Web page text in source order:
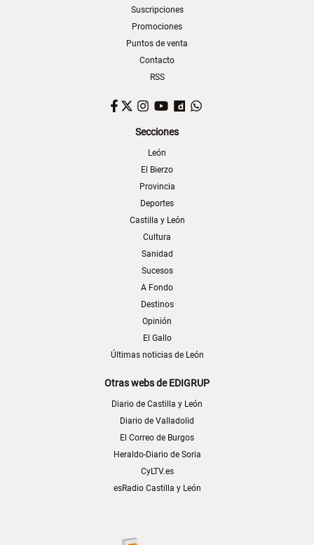
Suscripciones
Promociones
Puntos de venta
Contacto
RSS
Facebook
TwitterInstagram
YouTubeDailymotion
Secciones
León
El Bierzo
Provincia
Deportes
Castilla y León
Cultura
Sanidad
Sucesos
A Fondo
Destinos
Opinión
El Gallo
Últimas noticias de León
Otras webs de EDIGRUP
Diario de Castilla y León
Diario de Valladolid
El Correo de Burgos
Heraldo-Diario de Soria
CyLTV.es
esRadio Castilla y León